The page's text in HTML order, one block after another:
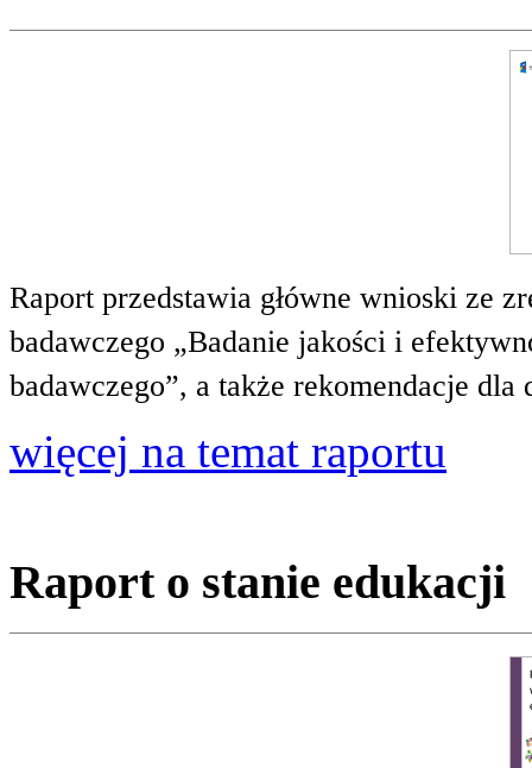
Raport przedstawia główne wnioski ze
badawczego „Badanie jakości i
badawczego”, a także rekomendacje
więcej na temat raportu
Raport o stanie edukacji